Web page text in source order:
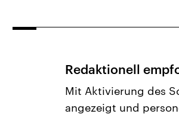
Redaktionell
Mit Aktivierung des
angezeigt und